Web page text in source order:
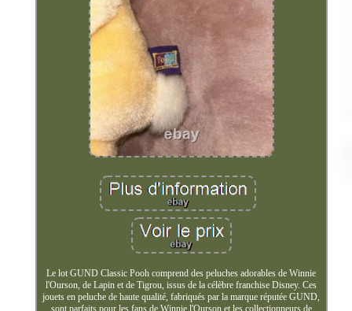
Le lot GUND Classic Pooh comprend des peluches adorables de Winnie
l'Ourson, de Lapin et de Tigrou, issus de la célèbre franchise Disney. Ces
jouets en peluche de haute qualité, fabriqués par la marque réputée GUND,
sont parfaits pour les fans de Winnie l'Ourson et les collectionneurs de